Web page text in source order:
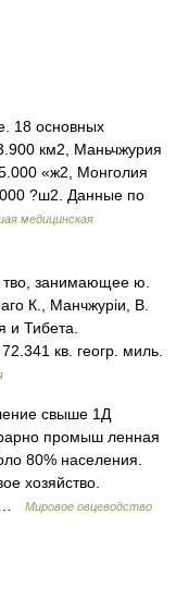
18 основных
км2, Маньчжурия
«ж2, Монголия
?ш2. Данные по
медицинская
занимающее ю.
К., Манчжуріи, В.
и Тибета.
кв. геогр. миль.
свыше 1Д
промыш ленная
80% населения.
хозяйство.
…
Мировое овцеводство